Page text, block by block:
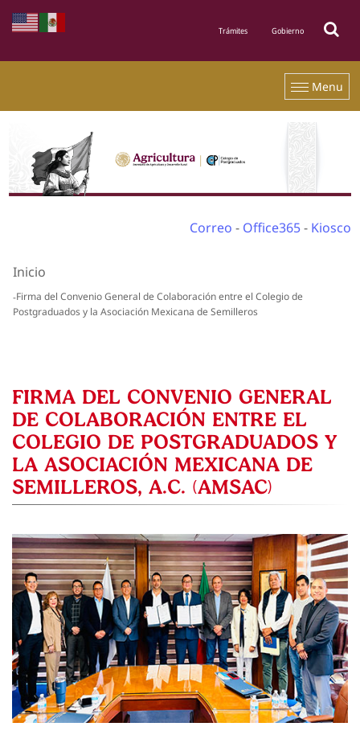
Menu
Correo - Office365- Kiosco
Inicio
Firma del Convenio General de Colaboración entre el Colegio de
Postgraduados y la Asociación Mexicana de Semilleros
FIRMA DEL CONVENIO GENERAL
DE COLABORACIÓN ENTRE EL
COLEGIO DE POSTGRADUADOS Y
LA ASOCIACIÓN MEXICANA DE
SEMILLEROS, A.C. (AMSAC)